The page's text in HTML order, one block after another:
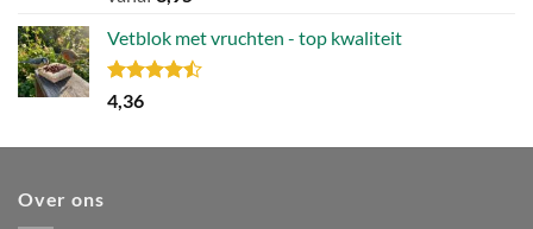
uit 5
Vetblok met vruchten - top kwaliteit
Gewaardeerd
4.44
4,36
Over ons